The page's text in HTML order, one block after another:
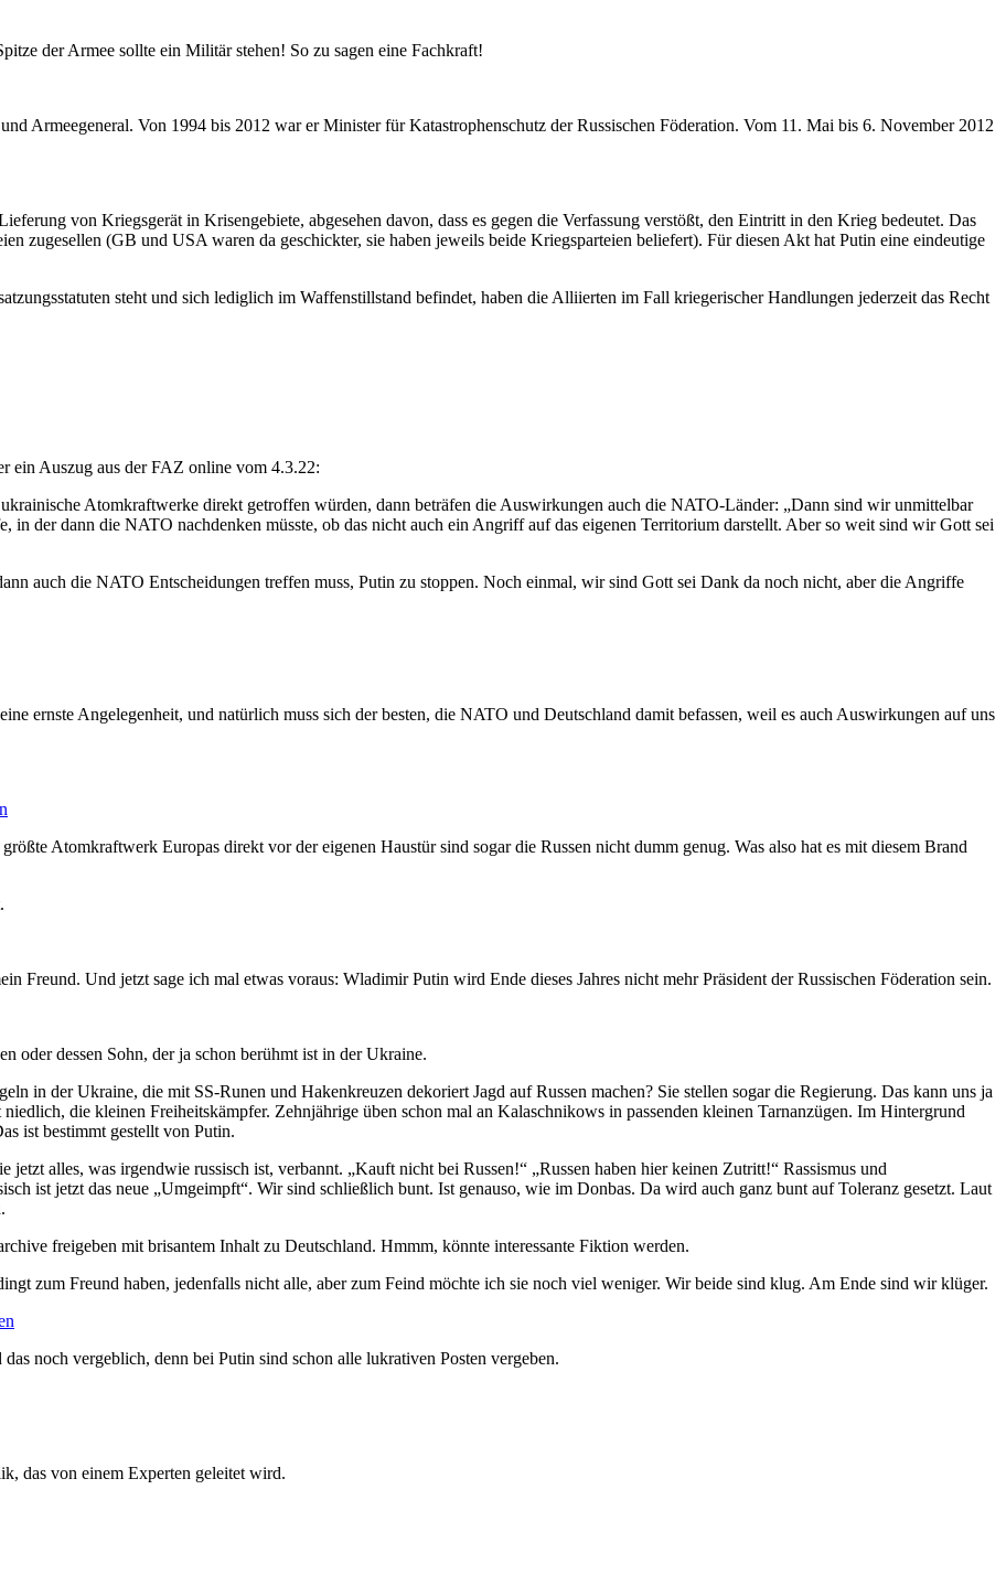
der Armee sollte ein Militär stehen! So zu sagen eine Fachkraft!
Armeegeneral. Von 1994 bis 2012 war er Minister für Katastrophenschutz der Russischen Föderation. Vom 11. Mai bis 6. November 2012
von Kriegsgerät in Krisengebiete, abgesehen davon, dass es gegen die Verfassung verstößt, den Eintritt in den Krieg bedeutet. Das
zugesellen (GB und USA waren da geschickter, sie haben jeweils beide Kriegsparteien beliefert). Für diesen Akt hat Putin eine eindeutige
steht und sich lediglich im Waffenstillstand befindet, haben die Alliierten im Fall kriegerischer Handlungen jederzeit das Recht
Auszug aus der FAZ online vom 4.3.22:
Atomkraftwerke direkt getroffen würden, dann beträfen die Auswirkungen auch die NATO-Länder: „Dann sind wir unmittelbar
in der dann die NATO nachdenken müsste, ob das nicht auch ein Angriff auf das eigenen Territorium darstellt. Aber so weit sind wir Gott sei
auch die NATO Entscheidungen treffen muss, Putin zu stoppen. Noch einmal, wir sind Gott sei Dank da noch nicht, aber die Angriffe
ernste Angelegenheit, und natürlich muss sich der besten, die NATO und Deutschland damit befassen, weil es auch Auswirkungen auf uns
Atomkraftwerk Europas direkt vor der eigenen Haustür sind sogar die Russen nicht dumm genug. Was also hat es mit diesem Brand
Freund. Und jetzt sage ich mal etwas voraus: Wladimir Putin wird Ende dieses Jahres nicht mehr Präsident der Russischen Föderation sein.
oder dessen Sohn, der ja schon berühmt ist in der Ukraine.
in der Ukraine, die mit SS-Runen und Hakenkreuzen dekoriert Jagd auf Russen machen? Sie stellen sogar die Regierung. Das kann uns ja
die kleinen Freiheitskämpfer. Zehnjährige üben schon mal an Kalaschnikows in passenden kleinen Tarnanzügen. Im Hintergrund
ist bestimmt gestellt von Putin.
jetzt alles, was irgendwie russisch ist, verbannt. „Kauft nicht bei Russen!“ „Russen haben hier keinen Zutritt!“ Rassismus und
ist jetzt das neue „Umgeimpft“. Wir sind schließlich bunt. Ist genauso, wie im Donbas. Da wird auch ganz bunt auf Toleranz gesetzt. Laut
freigeben mit brisantem Inhalt zu Deutschland. Hmmm, könnte interessante Fiktion werden.
zum Freund haben, jedenfalls nicht alle, aber zum Feind möchte ich sie noch viel weniger. Wir beide sind klug. Am Ende sind wir klüger.
noch vergeblich, denn bei Putin sind schon alle lukrativen Posten vergeben.
das von einem Experten geleitet wird.